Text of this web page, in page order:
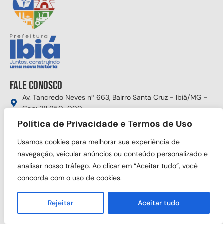
Política de Privacidade e Termos de Uso
Usamos cookies para melhorar sua experiência de
navegação, veicular anúncios ou conteúdo personalizado e
analisar nosso tráfego. Ao clicar em “Aceitar tudo”, você
concorda com o uso de cookies.
Rejeitar Aceitar tudo
Fale conosco
Av. Tancredo Neves nº 663, Bairro Santa Cruz - Ibiá/MG -
Cep: 38.950-000
(34) 3631-5750
Segunda à sexta das 8:00h às 17:30h
Siga nas redes sociais